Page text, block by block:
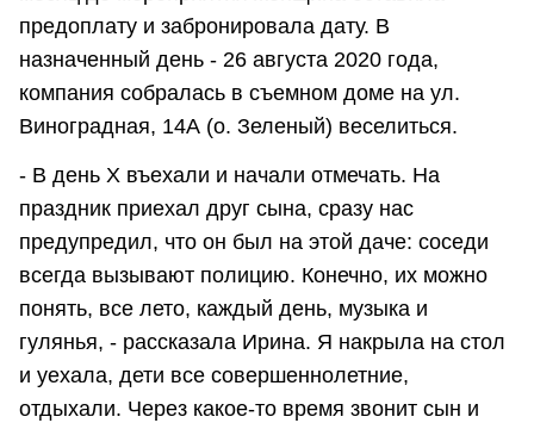
предоплату и забронировала дату. В
назначенный день - 26 августа 2020 года,
компания собралась в съемном доме на ул.
Виноградная, 14А (о. Зеленый) веселиться.
- В день Х въехали и начали отмечать. На
праздник приехал друг сына, сразу нас
предупредил, что он был на этой даче: соседи
всегда вызывают полицию. Конечно, их можно
понять, все лето, каждый день, музыка и
гулянья, - рассказала Ирина. Я накрыла на стол
и уехала, дети все совершеннолетние,
отдыхали. Через какое-то время звонит сын и